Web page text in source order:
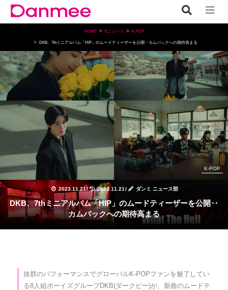
HOME Kニュース K-POP
DKB、7thミニアルバム「HIP」のムードティーザーを公開‥カムバックへの期待高まる
2023.11.21/ 2023.11.21 / ダンミ ニュース部
K-POP
DKB、7thミニアルバム「HIP」のムードティーザーを公開‥
カムバックへの期待高まる
抜群のパフォーマンスでグローバルK-POPファンを魅了してい
る8人組ボーイズグループDKB(ダークビー)が、新曲のムードテ